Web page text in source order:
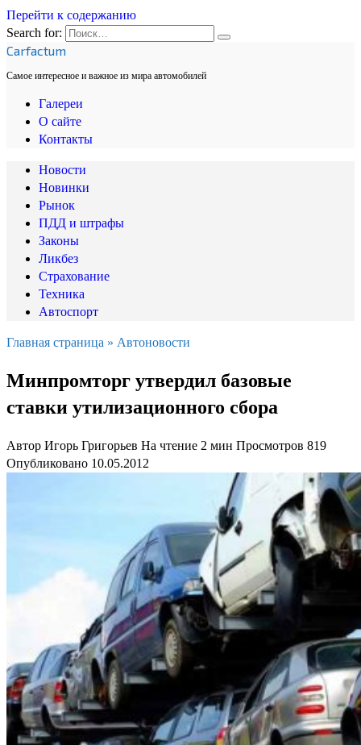
Перейти к содержанию
Search for:
Carfactum
Самое интересное и важное из мира автомобилей
Галереи
О сайте
Контакты
Новости
Новинки
Рынок
ПДД и штрафы
Законы
Ликбез
Страхование
Техника
Автоспорт
Главная страница » Автоновости
Минпромторг утвердил базовые
ставки утилизационного сбора
Автор Игорь Григорьев На чтение 2 мин Просмотров 819
Опубликовано 10.05.2012